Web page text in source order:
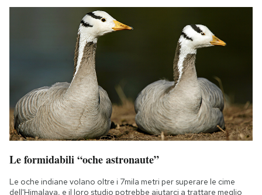
I MIEI PREFERITI
CALENDARIO
AREA PERSONALE
Newsletter
Notifiche mobile
Regala il Post
Le formidabili “oche astronaute”
Le oche indiane volano oltre i 7mila metri per superare le cime
dell'Himalaya, e il loro studio potrebbe aiutarci a trattare meglio